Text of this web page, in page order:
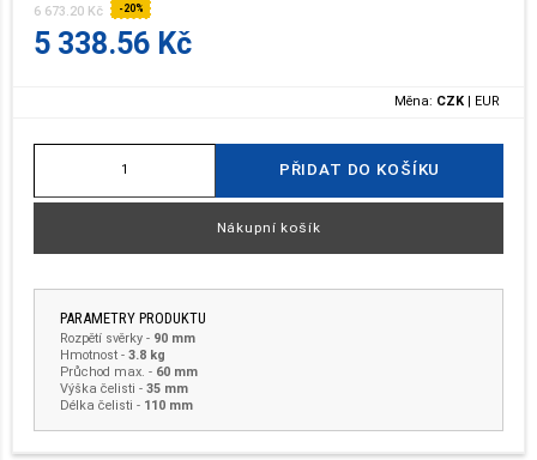
6 673.20 Kč -20%
5 338.56 Kč
Měna: CZK EUR
PŘIDAT DO KOŠÍKU
Nákupní košík
PARAMETRY PRODUKTU
Rozpětí svěrky- 90 mm
Hmotnost- 3.8 kg
Průchod max. - 60 mm
Výška čelisti - 35 mm
Délka čelisti - 110 mm